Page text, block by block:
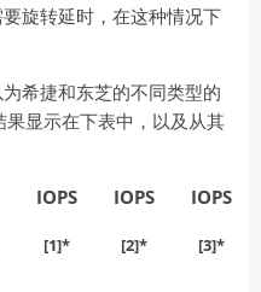
旋转延时，在这种情况下
希捷和东芝的不同类型的
显示在下表中，以及从其
IOPS
[1]*
IOPS
[2]*
IOPS
[3]*